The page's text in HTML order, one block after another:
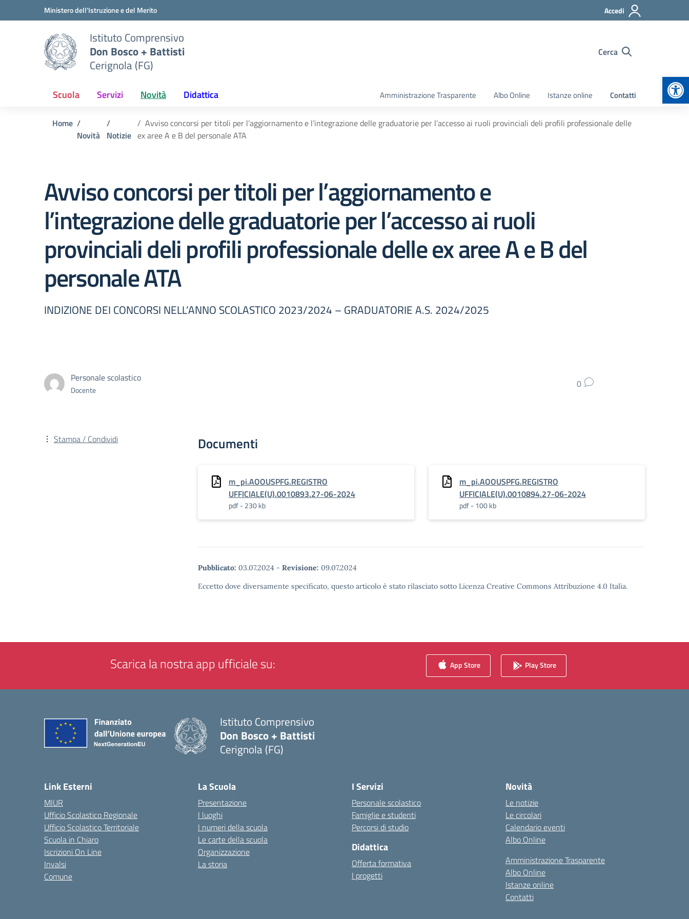
Vai ai contenuti
Vai al menu di navigazioneMinistero dell'Istruzione e del Merito Accedi
Istituto Comprensivo
Don Bosco + Battisti
Cerignola (FG)
Cerca
Scuola Servizi Novità Didattica Amministrazione Trasparente Albo Online Istanze online Contatti
Home
Novità Notizie
Avviso concorsi per titoli per l’aggiornamento e l’integrazione delle graduatorie per l’accesso ai ruoli provinciali deli profili professionale delle
ex aree A e B del personale ATA
Avviso concorsi per titoli per l’aggiornamento e
l’integrazione delle graduatorie per l’accesso ai ruoli
provinciali deli profili professionale delle ex aree A e B del
personale ATA
INDIZIONE DEI CONCORSI NELL’ANNO SCOLASTICO 2023/2024 – GRADUATORIE A.S. 2024/2025
Personale scolastico
Docente 0
Documenti
m_pi.AOOUSPFG.REGISTRO
UFFICIALE(U).0010893.27-06-2024
pdf - 230 kb
m_pi.AOOUSPFG.REGISTRO
UFFICIALE(U).0010894.27-06-2024
pdf - 100 kb
Pubblicato: 03.07.2024 - Revisione: 09.07.2024
Eccetto dove diversamente specificato, questo articolo è stato rilasciato sotto Licenza Creative Commons Attribuzione 4.0 Italia.
Stampa / Condividi
Scarica la nostra app ufficiale su: App Store Play Store
Istituto Comprensivo
Don Bosco + Battisti
Cerignola (FG)
Link Esterni
MIUR
Ufficio Scolastico Regionale
Ufficio Scolastico Territoriale
Scuola in Chiaro
Iscrizioni On Line
Invalsi
Comune
La Scuola
Presentazione
I luoghi
I numeri della scuola
Le carte della scuola
Organizzazione
La storia
I Servizi
Personale scolastico
Famiglie e studenti
Percorsi di studio
Didattica
Offerta formativa
I progetti
Novità
Le notizie
Le circolari
Calendario eventi
Albo Online
Amministrazione Trasparente
Albo Online
Istanze online
Contatti